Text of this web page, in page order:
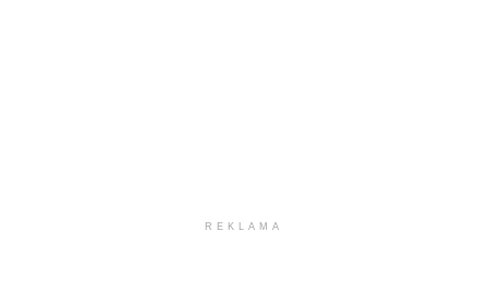
REKLAMA